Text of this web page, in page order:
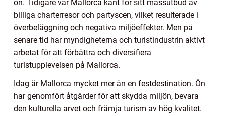
ön. Tidigare var Mallorca känt för sitt massutbud av
billiga charterresor och partyscen, vilket resulterade i
överbeläggning och negativa miljöeffekter. Men på
senare tid har myndigheterna och turistindustrin aktivt
arbetat för att förbättra och diversifiera
turistupplevelsen på Mallorca.
Idag är Mallorca mycket mer än en festdestination. Ön
har genomfört åtgärder för att skydda miljön, bevara
den kulturella arvet och främja turism av hög kvalitet.